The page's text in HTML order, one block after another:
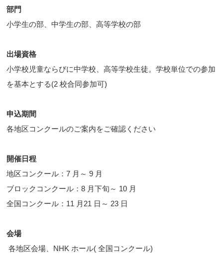
部門
小学生の部、中学生の部、高等学校の部
出場資格
小学校児童ならびに中学校、高等学校生徒。学校単位での参加
を基本とする(2 校合同参加可)
申込期間
各地区コンクールのご案内をご確認ください
開催日程
地区コンクール：7 月～ 9 月
ブロックコンクール：8 月下旬～ 10 月
全国コンクール：11 月21 日～ 23 日
会場
各地区会場、NHK ホール( 全国コンクール)